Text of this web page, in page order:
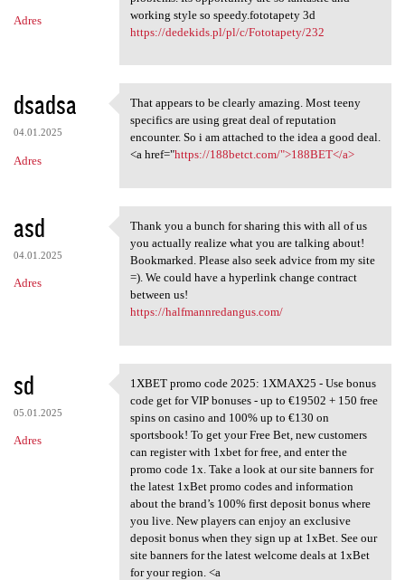
Adres
working style so speedy.fototapety 3d
https://dedekids.pl/pl/c/Fototapety/232
dsadsa
04.01.2025
Adres
That appears to be clearly
That appears to be clearly amazing. Most teeny
specifics are using great deal of reputation
encounter. So i am attached to the idea a good deal.
<a href="https://188betct.com/">188BET</a>
asd
04.01.2025
Adres
Thank you a bunch for sharing
Thank you a bunch for sharing this with all of us
you actually realize what you are talking about!
Bookmarked. Please also seek advice from my site
=). We could have a hyperlink change contract
between us!
https://halfmannredangus.com/
sd
05.01.2025
Adres
1XBET promo code 2025:
1XBET promo code 2025: 1XMAX25 - Use bonus
code get for VIP bonuses - up to €19502 + 150 free
spins on casino and 100% up to €130 on
sportsbook! To get your Free Bet, new customers
can register with 1xbet for free, and enter the
promo code 1x. Take a look at our site banners for
the latest 1xBet promo codes and information
about the brand’s 100% first deposit bonus where
you live. New players can enjoy an exclusive
deposit bonus when they sign up at 1xBet. See our
site banners for the latest welcome deals at 1xBet
for your region. <a